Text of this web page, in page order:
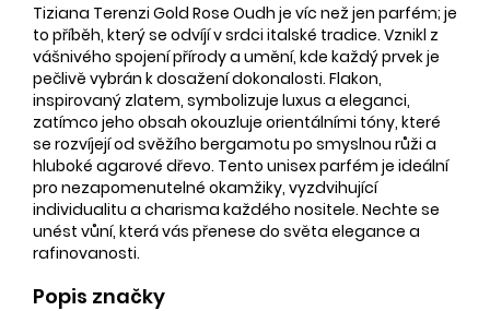
Tiziana Terenzi Gold Rose Oudh je víc než jen parfém; je
to příběh, který se odvíjí v srdci italské tradice. Vznikl z
vášnivého spojení přírody a umění, kde každý prvek je
pečlivě vybrán k dosažení dokonalosti. Flakon,
inspirovaný zlatem, symbolizuje luxus a eleganci,
zatímco jeho obsah okouzluje orientálními tóny, které
se rozvíjejí od svěžího bergamotu po smyslnou růži a
hluboké agarové dřevo. Tento unisex parfém je ideální
pro nezapomenutelné okamžiky, vyzdvihující
individualitu a charisma každého nositele. Nechte se
unést vůní, která vás přenese do světa elegance a
rafinovanosti.
Popis značky